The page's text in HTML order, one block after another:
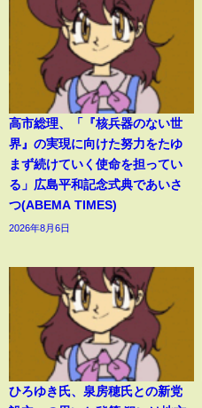
高市総理、「『核兵器のない世
界』の実現に向けた努力をたゆ
まず続けていく使命を担ってい
る」広島平和記念式典であいさ
つ(ABEMA TIMES)
2026年8月6日
ひろゆき氏、泉房穂氏との新党